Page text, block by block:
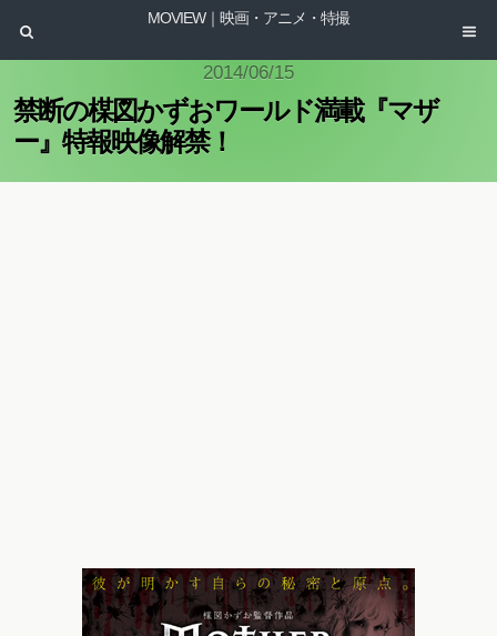
MOVIEW｜映画・アニメ・特撮
2014/06/15
禁断の楳図かずおワールド満載『マザ
ー』特報映像解禁！